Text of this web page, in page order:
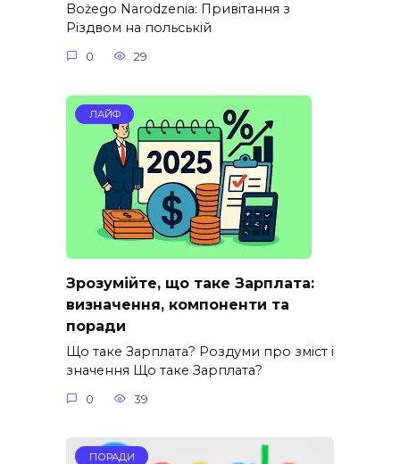
Bożego Narodzenia: Привітання з
Різдвом на польській
0 29
ЛАЙФ
Зрозумійте, що таке Зарплата:
визначення, компоненти та
поради
Що таке Зарплата? Роздуми про зміст і
значення Що таке Зарплата?
0 39
ПОРАДИ